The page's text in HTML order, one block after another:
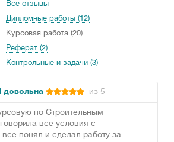
Все отзывы
Дипломные работы (12)
Курсовая работа (20)
Реферат (2)
Контрольные и задачи (3)
довольна из 5
по Строительным
все условия с
понял и сделал работу за